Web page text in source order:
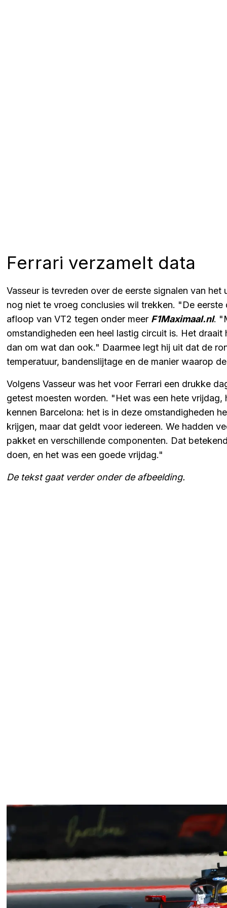
Ferrari verzamelt data
Vasseur is tevreden over de eerste signalen van
nog niet te vroeg conclusies wil trekken. "De
afloop van VT2 tegen onder meer F1Maximaal.nl.
omstandigheden een heel lastig circuit is. Het
dan om wat dan ook." Daarmee legt hij uit dat de
temperatuur, bandenslijtage en de manier waarop
Volgens Vasseur was het voor Ferrari een drukke
getest moesten worden. "Het was een hete
kennen Barcelona: het is in deze omstandigheden
krijgen, maar dat geldt voor iedereen. We hadden
pakket en verschillende componenten. Dat
doen, en het was een goede vrijdag."
De tekst gaat verder onder de afbeelding.